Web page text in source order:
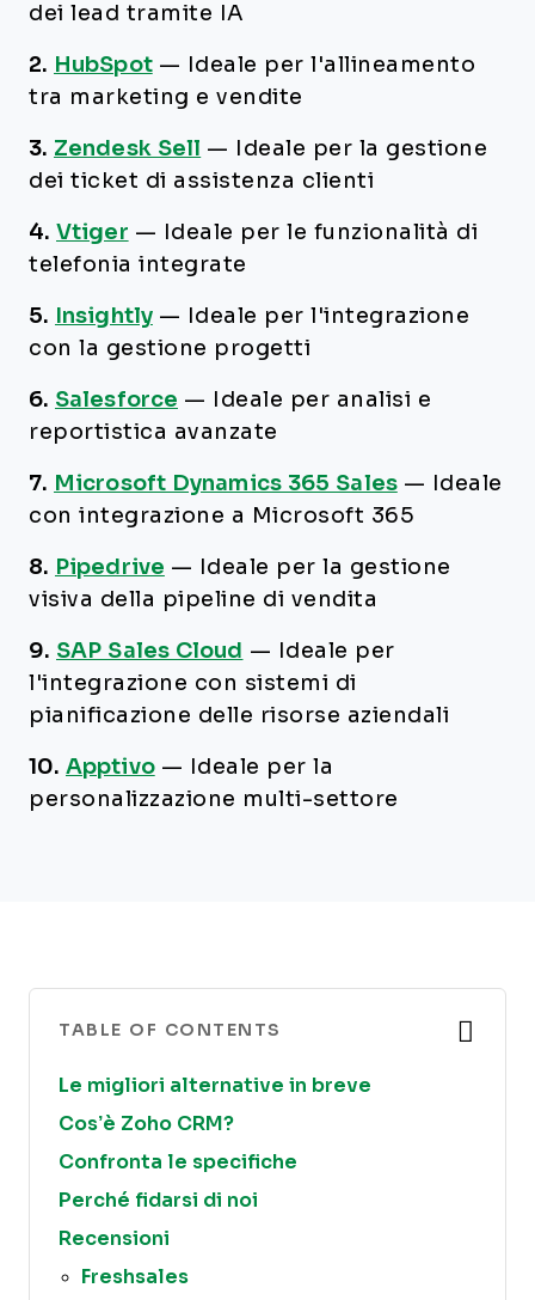
dei lead tramite IA
2. HubSpot —
Ideale per l'allineamento
tra marketing e vendite
3. Zendesk Sell —
Ideale per la gestione
dei ticket di assistenza clienti
4. Vtiger —
Ideale per le funzionalità di
telefonia integrate
5. Insightly —
Ideale per l'integrazione
con la gestione progetti
6. Salesforce —
Ideale per analisi e
reportistica avanzate
7. Microsoft Dynamics 365 Sales —
Ideale
con integrazione a Microsoft 365
8. Pipedrive —
Ideale per la gestione
visiva della pipeline di vendita
9. SAP Sales Cloud —
Ideale per
l'integrazione con sistemi di
pianificazione delle risorse aziendali
10. Apptivo —
Ideale per la
personalizzazione multi-settore
TABLE OF CONTENTS
Le migliori alternative in breve
Cos’è Zoho CRM?
Confronta le specifiche
Perché fidarsi di noi
Recensioni
Freshsales